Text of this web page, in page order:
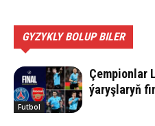
GYZYKLY BOLUP BILER
Futbol
Çempionlar
ýaryşlaryň